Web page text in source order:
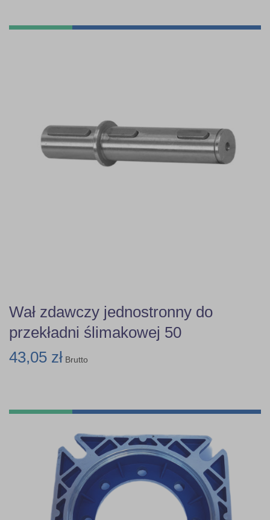
Wał zdawczy jednostronny do
przekładni ślimakowej 50
43,05 zł Brutto